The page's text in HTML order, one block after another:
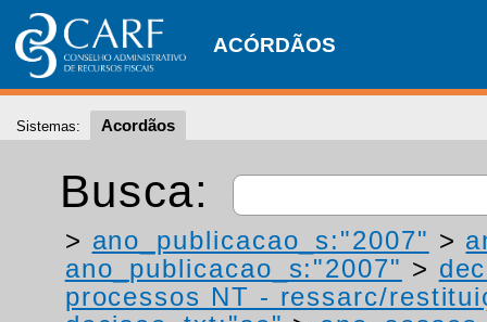
ACÓRDÃOS
Sistemas: Acordãos
Busca:
> ano_publicacao_s:"2007" >
ano_publicacao_s:"2007" >
processos NT - ressarc/